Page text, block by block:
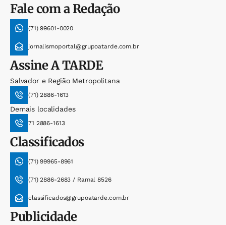
Fale com a Redação
(71) 99601-0020
jornalismoportal@grupoatarde.com.br
AssineA TARDE
Salvador e Região Metropolitana
(71) 2886-1613
Demais localidades
71 2886-1613
Classificados
(71) 99965-8961
(71) 2886-2683 / Ramal 8526
classificados@grupoatarde.com.br
Publicidade